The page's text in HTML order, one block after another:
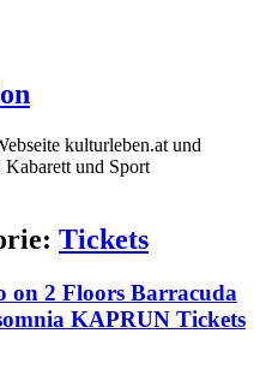
kulturleben.at und
und Sport
Tickets
on 2 Floors Barracuda
KAPRUN Tickets